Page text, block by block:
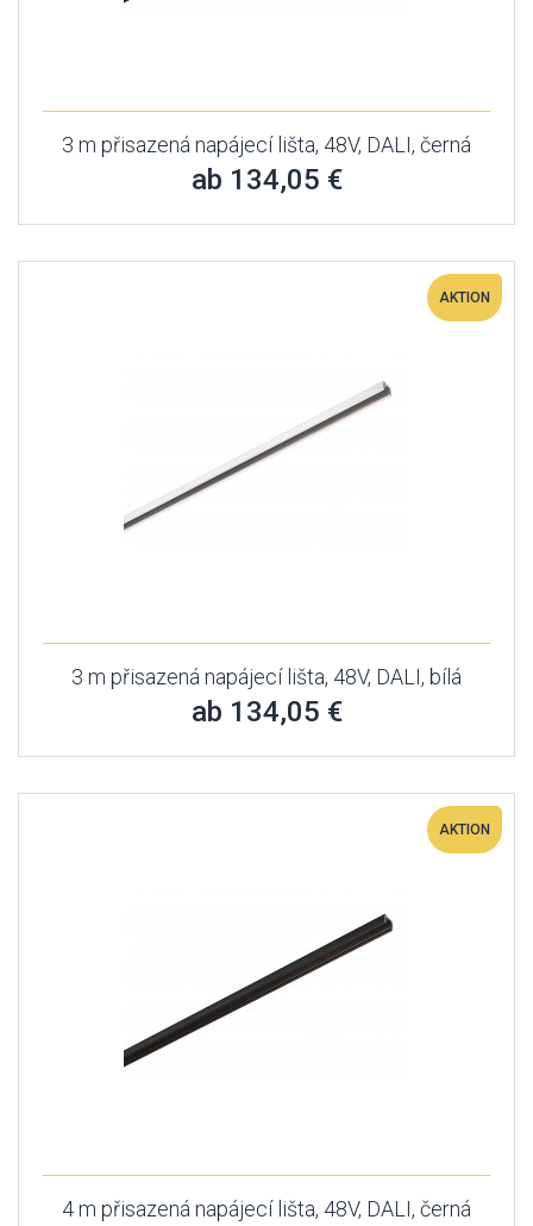
3 m přisazená napájecí lišta, 48V, DALI, černá
ab 134,05 €
AKTION
3 m přisazená napájecí lišta, 48V, DALI, bílá
ab 134,05 €
AKTION
4 m přisazená napájecí lišta, 48V, DALI, černá